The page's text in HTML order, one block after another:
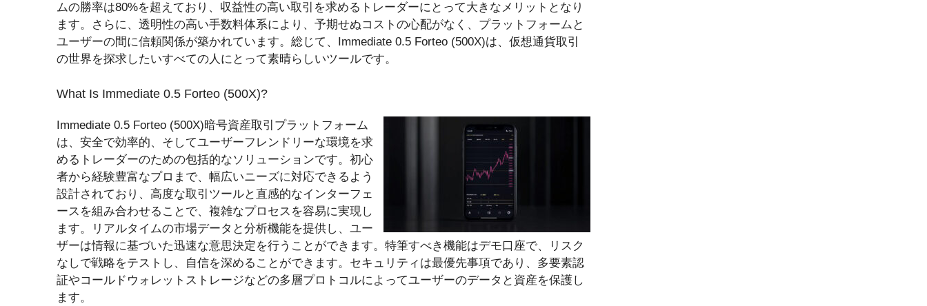
ムの勝率は80%を超えており、収益性の高い取引を求めるトレーダーにとって大きなメリットとなり
ます。さらに、透明性の高い手数料体系により、予期せぬコストの心配がなく、プラットフォームと
ユーザーの間に信頼関係が築かれています。総じて、Immediate 0.5 Forteo (500X)は、仮想通貨取引
の世界を探求したいすべての人にとって素晴らしいツールです。
What Is Immediate 0.5 Forteo (500X)?
Immediate 0.5 Forteo (500X)暗号資産取引プラットフォーム
は、安全で効率的、そしてユーザーフレンドリーな環境を求
めるトレーダーのための包括的なソリューションです。初心
者から経験豊富なプロまで、幅広いニーズに対応できるよう
設計されており、高度な取引ツールと直感的なインターフェ
ースを組み合わせることで、複雑なプロセスを容易に実現し
ます。リアルタイムの市場データと分析機能を提供し、ユー
ザーは情報に基づいた迅速な意思決定を行うことができます。特筆すべき機能はデモ口座で、リスク
なしで戦略をテストし、自信を深めることができます。セキュリティは最優先事項であり、多要素認
証やコールドウォレットストレージなどの多層プロトコルによってユーザーのデータと資産を保護し
ます。